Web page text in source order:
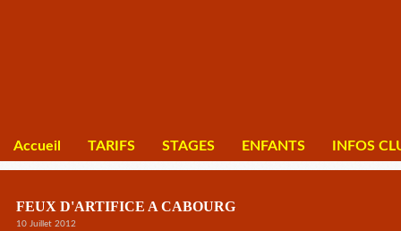
Accueil TARIFS STAGES ENFANTS INFOS
FEUX D'ARTIFICE A CABOURG
10 Juillet 2012